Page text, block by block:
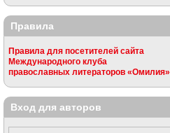
Правила
Правила для посетителей сайта
Международного клуба
православных литераторов «Омилия»
Вход для авторов